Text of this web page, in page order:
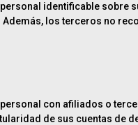
identificable sobre
los terceros no
con afiliados o
de sus cuentas de